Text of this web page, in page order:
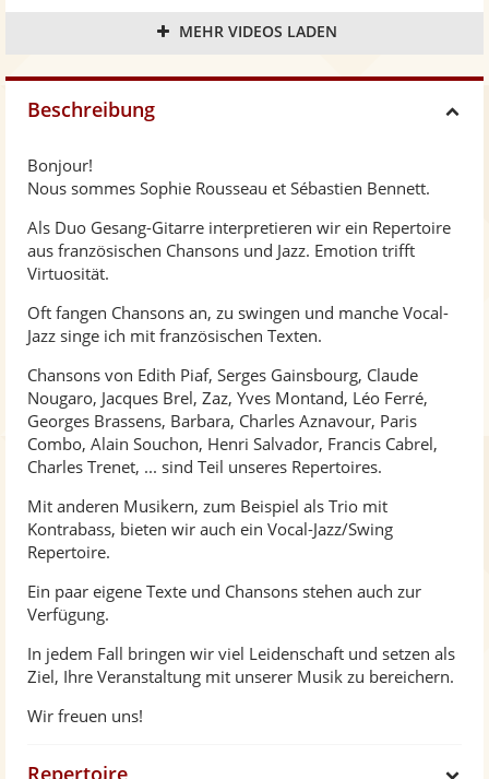
"Autour de Piaf", ein Konzert mit einer Reise durch Edith Piafs Leben und ihre Chansons
Hallelujah
Samba em preludio
City of stars
"Padam Padam" im Rahmen des Konzerts "Autour de Piaf"
MEHR VIDEOS LADEN
Beschreibung
Bonjour!
Nous sommes Sophie Rousseau et Sébastien Bennett.
Als Duo Gesang-Gitarre interpretieren wir ein Repertoire
aus französischen Chansons und Jazz. Emotion trifft
Virtuosität.
Oft fangen Chansons an, zu swingen und manche Vocal-
Jazz singe ich mit französischen Texten.
Chansons von Edith Piaf, Serges Gainsbourg, Claude
Nougaro, Jacques Brel, Zaz, Yves Montand, Léo Ferré,
Georges Brassens, Barbara, Charles Aznavour, Paris
Combo, Alain Souchon, Henri Salvador, Francis Cabrel,
Charles Trenet, ... sind Teil unseres Repertoires.
Mit anderen Musikern, zum Beispiel als Trio mit
Kontrabass, bieten wir auch ein Vocal-Jazz/Swing
Repertoire.
Ein paar eigene Texte und Chansons stehen auch zur
Verfügung.
In jedem Fall bringen wir viel Leidenschaft und setzen als
Ziel, Ihre Veranstaltung mit unserer Musik zu bereichern.
Wir freuen uns!
Repertoire